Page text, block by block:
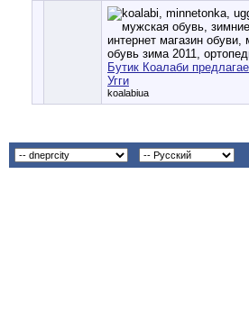
Бутик Коалаби
Угги
koalabiua